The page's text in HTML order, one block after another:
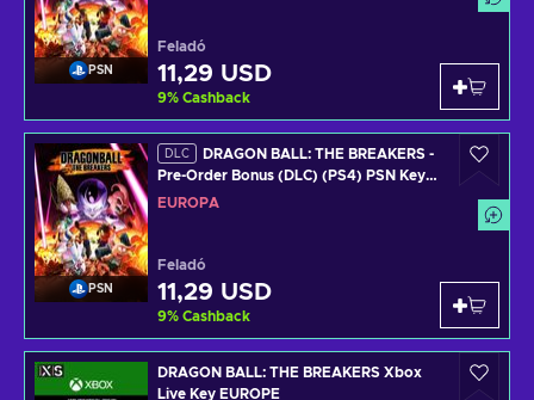
PSN
Feladó
11,29 USD
9% Cashback
PSN
DLC
DRAGON BALL: THE BREAKERS -
Pre-Order Bonus (DLC) (PS4) PSN Key
EUROPE
EURÓPA
Feladó
11,29 USD
9% Cashback
DRAGON BALL: THE BREAKERS Xbox
Live Key EUROPE